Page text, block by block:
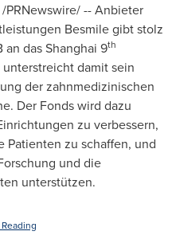
/PRNewswire/ -- Anbieter
Besmile gibt stolz
an dasShanghai 9th
damit sein
der zahnmedizinischen
Der Fonds wird dazu
zu verbessern,
Patienten zu schaffen, und
und die
unterstützen.